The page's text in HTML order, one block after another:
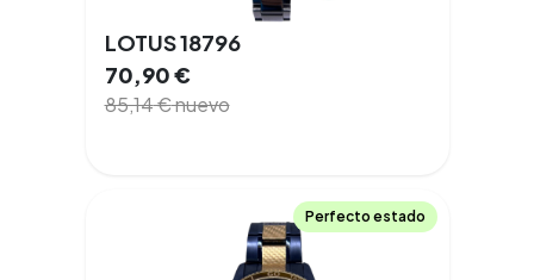
LOTUS 18796
70,90€
85,14€nuevo
Perfecto estado